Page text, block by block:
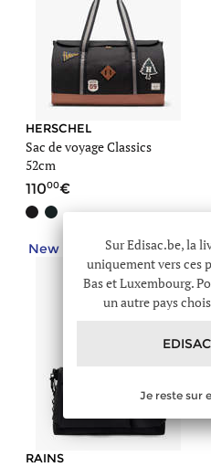
HERSCHEL
Sac de voyage Classics
52cm
11000
RAINS
New !
Sur Edisac.be, la
uniquement vers ces
Bas et Luxembourg.
un autre pays
Je reste sur